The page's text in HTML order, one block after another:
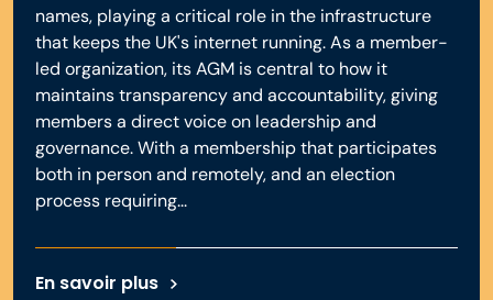
names, playing a critical role in the infrastructure
that keeps the UK's internet running. As a member-
led organization, its AGM is central to how it
maintains transparency and accountability, giving
members a direct voice on leadership and
governance. With a membership that participates
both in person and remotely, and an election
process requiring...
En savoir plus